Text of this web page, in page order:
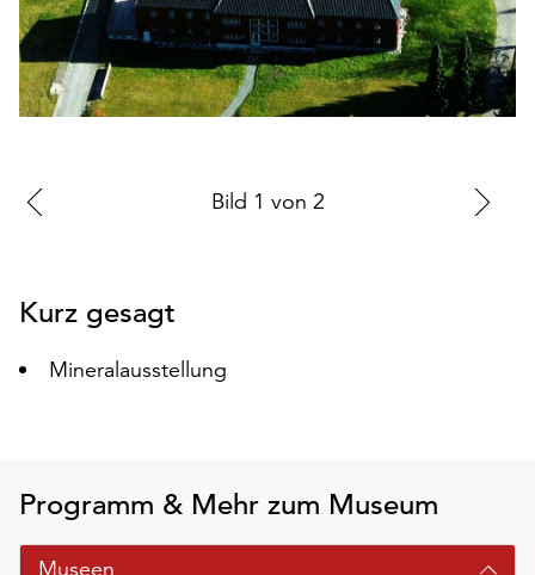
auf
„Alle
akzeptieren“,
um
zu
akzeptieren.
Ihr
Einverständnis
ändern
steht
Ihnen
am
Bild 1 von 2
Kurz gesagt
Mineralausstellung
Programm & Mehr zum Museum
Museen